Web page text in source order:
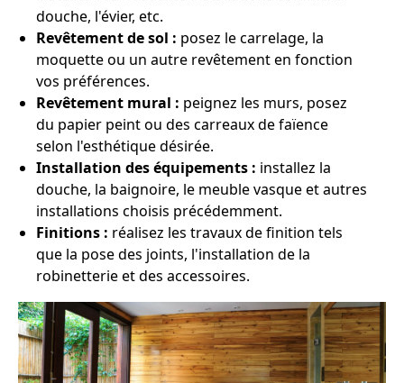
douche, l'évier, etc.
Revêtement de sol : posez le carrelage, la
moquette ou un autre revêtement en fonction
vos préférences.
Revêtement mural : peignez les murs, posez
du papier peint ou des carreaux de faïence
selon l'esthétique désirée.
Installation des équipements : installez la
douche, la baignoire, le meuble vasque et autres
installations choisis précédemment.
Finitions : réalisez les travaux de finition tels
que la pose des joints, l'installation de la
robinetterie et des accessoires.